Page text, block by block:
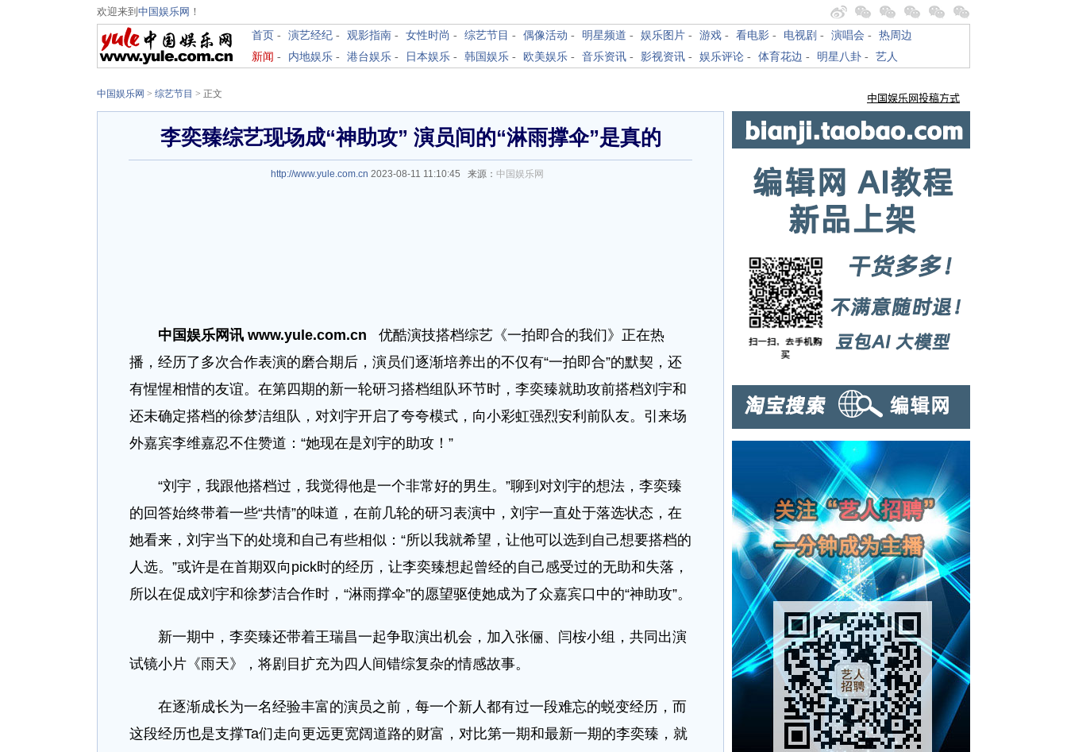
欢迎来到 中国娱乐网 ！
首页 - 演艺经纪 - 观影指南 - 女性时尚 - 综艺节目 - 偶像活动 - 明星频道 - 娱乐图片 - 游戏 - 看电影 - 电视剧 - 演唱会 - 热周边
新闻 - 内地娱乐 - 港台娱乐 - 日本娱乐 - 韩国娱乐 - 欧美娱乐 - 音乐资讯 - 影视资讯 - 娱乐评论 - 体育花边 - 明星八卦 - 艺人
中国娱乐网 > 综艺节目 > 正文
李奕臻综艺现场成“神助攻” 演员间的“淋雨撑伞”是真的
http://www.yule.com.cn 2023-08-11 11:10:45 来源： 中国娱乐网
中国娱乐网讯 www.yule.com.cn 优酷演技搭档综艺《一拍即合的我们》正在热
播，经历了多次合作表演的磨合期后，演员们逐渐培养出的不仅有“一拍即合”的默契，还
有惺惺相惜的友谊。在第四期的新一轮研习搭档组队环节时，李奕臻就助攻前搭档刘宇和
还未确定搭档的徐梦洁组队，对刘宇开启了夸夸模式，向小彩虹强烈安利前队友。引来场
外嘉宾李维嘉忍不住赞道：“她现在是刘宇的助攻！”
“刘宇，我跟他搭档过，我觉得他是一个非常好的男生。”聊到对刘宇的想法，李奕臻
的回答始终带着一些“共情”的味道，在前几轮的研习表演中，刘宇一直处于落选状态，在
她看来，刘宇当下的处境和自己有些相似：“所以我就希望，让他可以选到自己想要搭档的
人选。”或许是在首期双向pick时的经历，让李奕臻想起曾经的自己感受过的无助和失落，
所以在促成刘宇和徐梦洁合作时，“淋雨撑伞”的愿望驱使她成为了众嘉宾口中的“神助攻”。
新一期中，李奕臻还带着王瑞昌一起争取演出机会，加入张俪、闫桉小组，共同出演
试镜小片《雨天》，将剧目扩充为四人间错综复杂的情感故事。
在逐渐成长为一名经验丰富的演员之前，每一个新人都有过一段难忘的蜕变经历，而
这段经历也是支撑Ta们走向更远更宽阔道路的财富，对比第一期和最新一期的李奕臻，就